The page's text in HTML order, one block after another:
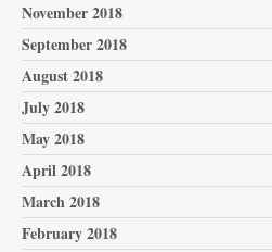
November 2018
September 2018
August 2018
July 2018
May 2018
April 2018
March 2018
February 2018